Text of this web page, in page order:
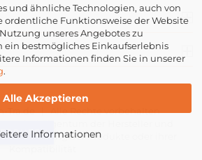
und ähnliche Technologien, auch von
Funktionsweise der Website
unseres Angebotes zu
ein bestmögliches Einkaufserlebnis
Informationen finden Sie in unserer
.
Alle Akzeptieren
Informationen
Tra.de| Alle Rechte vorbehalten
der Produkte oder ihrer